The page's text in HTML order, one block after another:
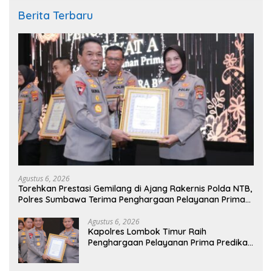
Berita Terbaru
Agustus 6, 2026
Torehkan Prestasi Gemilang di Ajang Rakernis Polda NTB,
Polres Sumbawa Terima Penghargaan Pelayanan Prima
Agustus 6, 2026
Kapolres Lombok Timur Raih
Penghargaan Pelayanan Prima Predikat